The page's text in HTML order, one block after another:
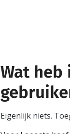
Wat heb
Eigenlijk niets.